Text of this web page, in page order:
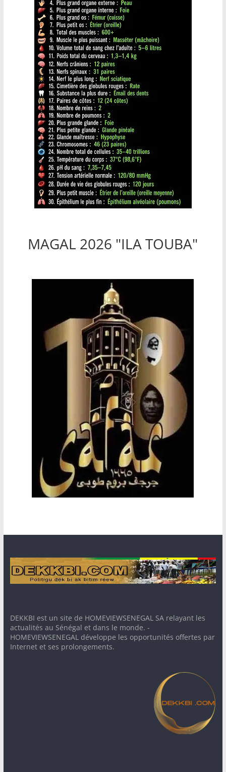
MAGAL 2026 "ILA TOUBA"
DEKKBI est un site de HOMEVIEWSENEGAL SA relayant les
actualités au Sénégal et dans le monde. -
HOMEVIEWSENEGAL développe les opportunités offertes par
Internet et ses prolongements.